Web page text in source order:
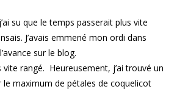
su que le temps passerait plus vite
J’avais emmené mon ordi dans
sur le blog.
vite rangé. Heureusement, j’ai trouvé un
le maximum de pétales de coquelicot